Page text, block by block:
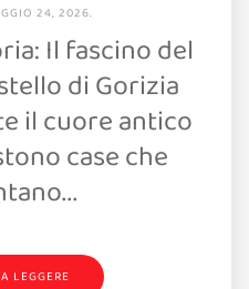
24, 2026.
Il fascino del
di Gorizia
il cuore antico
case che
LEGGERE